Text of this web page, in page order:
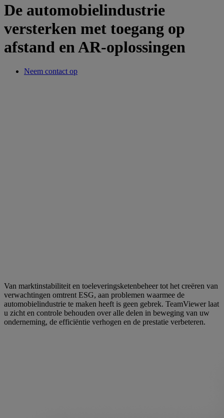
De automobielindustrie
versterken met toegang op
afstand en AR-oplossingen
Neem contact op
Van marktinstabiliteit en toeleveringsketenbeheer tot het creëren van
verwachtingen omtrent ESG, aan problemen waarmee de
automobielindustrie te maken heeft is geen gebrek. TeamViewer laat
u zicht en controle behouden over alle delen in beweging van uw
onderneming, de efficiëntie verhogen en de prestatie verbeteren.